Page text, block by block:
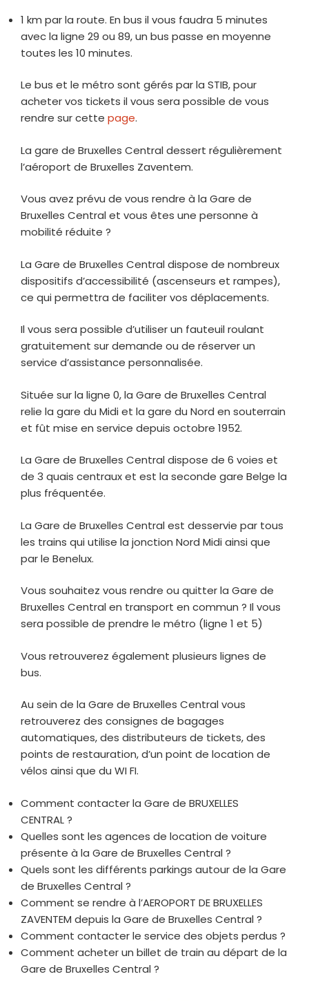
1 km par la route. En bus il vous faudra 5 minutes
avec la ligne 29 ou 89, un bus passe en moyenne
toutes les 10 minutes.
Le bus et le métro sont gérés par la STIB, pour
acheter vos tickets il vous sera possible de vous
rendre sur cette page.
La gare de Bruxelles Central dessert régulièrement
l’aéroport de Bruxelles Zaventem.
Vous avez prévu de vous rendre à la Gare de
Bruxelles Central et vous êtes une personne à
mobilité réduite ?
La Gare de Bruxelles Central dispose de nombreux
dispositifs d’accessibilité (ascenseurs et rampes),
ce qui permettra de faciliter vos déplacements.
Il vous sera possible d’utiliser un fauteuil roulant
gratuitement sur demande ou de réserver un
service d’assistance personnalisée.
Située sur la ligne 0, la Gare de Bruxelles Central
relie la gare du Midi et la gare du Nord en souterrain
et fût mise en service depuis octobre 1952.
La Gare de Bruxelles Central dispose de 6 voies et
de 3 quais centraux et est la seconde gare Belge la
plus fréquentée.
La Gare de Bruxelles Central est desservie par tous
les trains qui utilise la jonction Nord Midi ainsi que
par le Benelux.
Vous souhaitez vous rendre ou quitter la Gare de
Bruxelles Central en transport en commun ? Il vous
sera possible de prendre le métro (ligne 1 et 5)
Vous retrouverez également plusieurs lignes de
bus.
Au sein de la Gare de Bruxelles Central vous
retrouverez des consignes de bagages
automatiques, des distributeurs de tickets, des
points de restauration, d’un point de location de
vélos ainsi que du WI FI.
Comment contacter la Gare de BRUXELLES
CENTRAL ?
Quelles sont les agences de location de voiture
présente à la Gare de Bruxelles Central ?
Quels sont les différents parkings autour de la Gare
de Bruxelles Central ?
Comment se rendre à l’AEROPORT DE BRUXELLES
ZAVENTEM depuis la Gare de Bruxelles Central ?
Comment contacter le service des objets perdus ?
Comment acheter un billet de train au départ de la
Gare de Bruxelles Central ?